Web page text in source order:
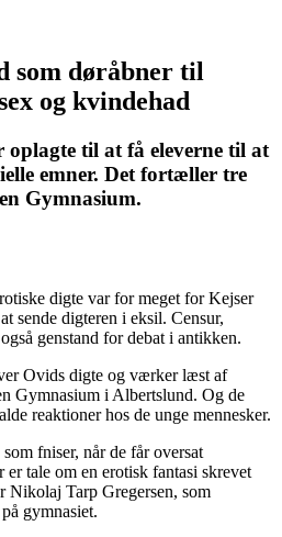
som døråbner til
og kvindehad
til at få eleverne til at
emner. Det fortæller tre
Gymnasium.
digte var for meget for Kejser
sende digteren i eksil. Censur,
genstand for debat i antikken.
Ovids digte og værker læst af
Gymnasium i Albertslund. Og de
reaktioner hos de unge mennesker.
fniser, når de får oversat
er tale om en erotisk fantasi skrevet
Nikolaj Tarp Gregersen, som
gymnasiet.